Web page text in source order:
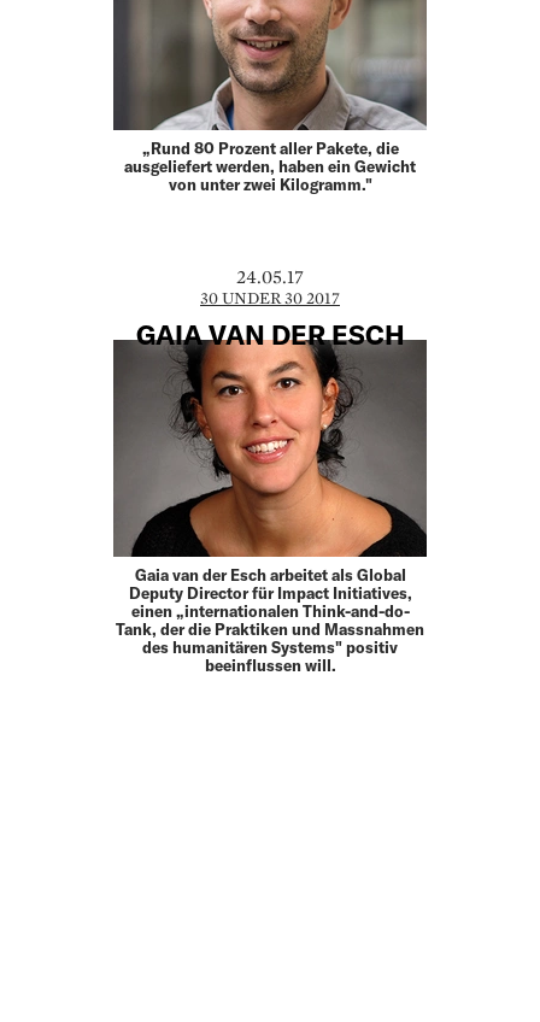
„Rund 80 Prozent aller Pakete, die
ausgeliefert werden, haben ein Gewicht
von unter zwei Kilogramm."
24.05.17
30 UNDER 30 2017
GAIA VAN DER ESCH
Gaia van der Esch arbeitet als Global
Deputy Director für Impact Initiatives,
einen „internationalen Think-and-do-
Tank, der die Praktiken und Massnahmen
des humanitären Systems" positiv
beeinflussen will.